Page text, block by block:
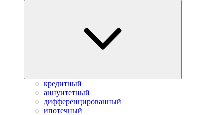
кредитный
аннуитетный
дифференцированный
ипотечный